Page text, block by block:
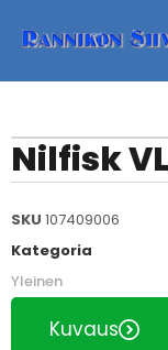
Nilfisk
SKU 107409006
Kategoria
Yleinen
Kuvaus